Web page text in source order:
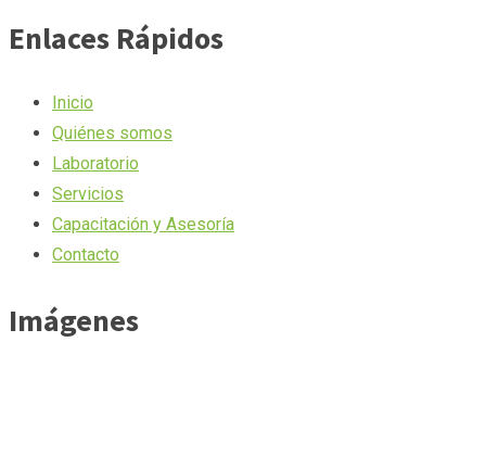
Enlaces Rápidos
Inicio
Quiénes somos
Laboratorio
Servicios
Capacitación y Asesoría
Contacto
Imágenes